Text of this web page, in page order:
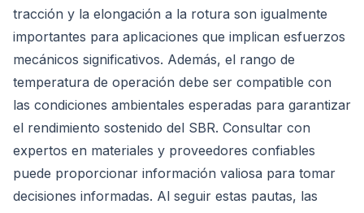
tracción y la elongación a la rotura son igualmente
importantes para aplicaciones que implican esfuerzos
mecánicos significativos. Además, el rango de
temperatura de operación debe ser compatible con
las condiciones ambientales esperadas para garantizar
el rendimiento sostenido del SBR. Consultar con
expertos en materiales y proveedores confiables
puede proporcionar información valiosa para tomar
decisiones informadas. Al seguir estas pautas, las